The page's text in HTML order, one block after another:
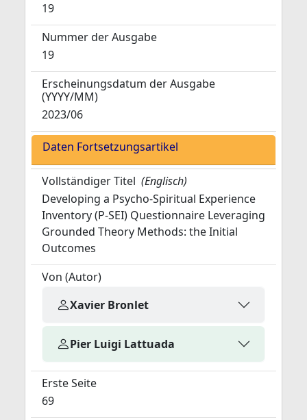
19
Nummer der Ausgabe
19
Erscheinungsdatum der Ausgabe
(YYYY/MM)
2023/06
Daten Fortsetzungsartikel
Vollständiger Titel (Englisch)
Developing a Psycho-Spiritual Experience
Inventory (P-SEI) Questionnaire Leveraging
Grounded Theory Methods: the Initial
Outcomes
Von (Autor)
Xavier Bronlet
Pier Luigi Lattuada
Erste Seite
69